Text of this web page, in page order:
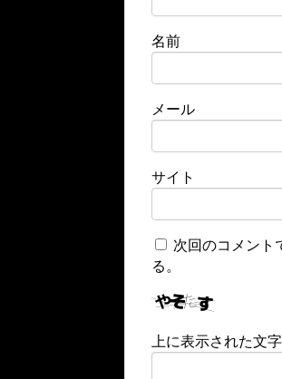
名前
メール
サイト
次回のコメント
る。
上に表示された文